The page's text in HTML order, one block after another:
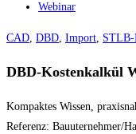
Webinar
CAD, DBD, Import, STLB-
DBD-Kostenkalkül
Kompaktes Wissen,
Referenz: Bauuternehmer/